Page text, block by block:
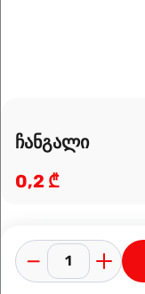
ჩანგალი
0,2 ₾